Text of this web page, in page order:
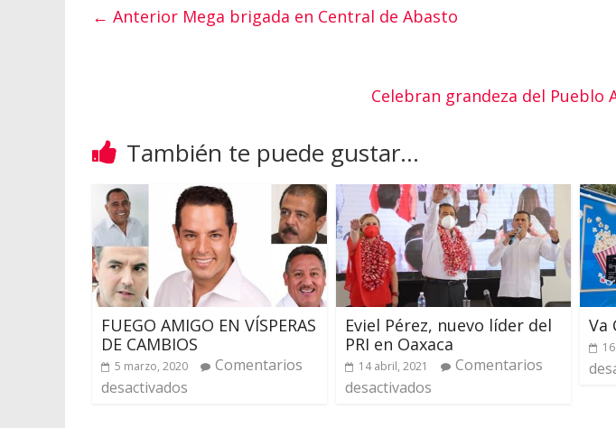
← Anterior Mega brigada en Central de Abasto
Celebran grandeza del Pueblo
También te puede gustar...
FUEGO AMIGO EN VÍSPERAS
DE CAMBIOS
5 marzo, 2020
Comentarios
desactivados
Eviel Pérez, nuevo líder del
PRI en Oaxaca
14 abril, 2021
Comentarios
desactivados
Va